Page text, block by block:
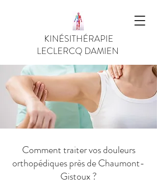
KINÉSITHÉRAPIE
LECLERCQ DAMIEN
Comment traiter vos douleurs
orthopédiques près de Chaumont-
Gistoux ?